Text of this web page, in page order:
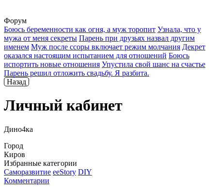
Форум
Боюсь беременности как огня, а муж торопит Узнала, что у
мужа от меня секреты Парень при друзьях назвал другим
именем Муж после ссоры включает режим молчания Декрет
оказался настоящим испытанием для отношений Боюсь
испортить новые отношения Упустила свой шанс на счастье
Парень решил отложить свадьбу. Я разбита.
Назад
Личный кабинет
Дино4ка
Город
Киров
Избранные категории
Саморазвитие ееStory DIY
Комментарии